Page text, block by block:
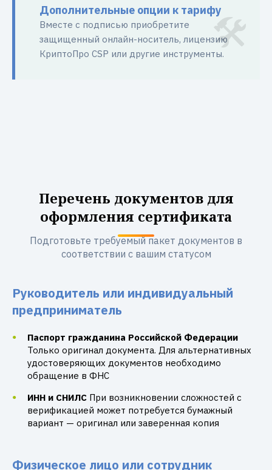
Дополнительные опции к тарифу
Вместе с подписью приобретите
защищенный онлайн-носитель, лицензию
КриптоПро CSP или другие инструменты.
Перечень документов для
оформления сертификата
Подготовьте требуемый пакет документов в
соответствии с вашим статусом
Руководитель или индивидуальный
предприниматель
Паспорт гражданина Российской Федерации
Только оригинал документа. Для альтернативных
удостоверяющих документов необходимо
обращение в ФНС
ИНН и СНИЛС При возникновении сложностей с
верификацией может потребуется бумажный
вариант — оригинал или заверенная копия
Физическое лицо или сотрудник